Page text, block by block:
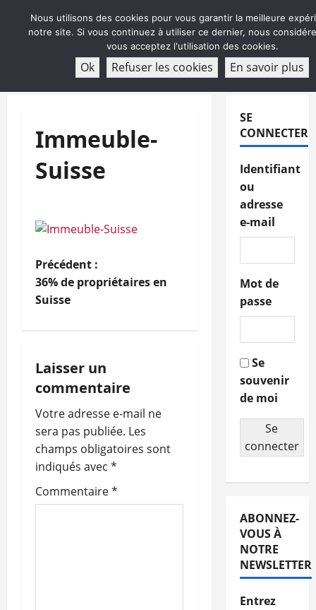
ABONNEMENT
Immeuble-
Suisse
N
a
i
g
a
t
i
o
Précédent :
36% de propriétaires en
Suisse
Laisser un
commentaire
Votre adresse e-mail ne
sera pas publiée. Les
champs obligatoires sont
indiqués avec *
Commentaire*
SE
CONNECTER
Identifiant
ou
adresse
e-mail
Mot de
passe
Se
souvenir
de moi
Se
connecter
ABONNEZ-
VOUS À
NOTRE
NEWSLETTER
Entrez
Nous utilisons des cookies pour vous garantir la meilleure
notre site. Si vous continuez à utiliser ce dernier, nous
vous acceptez l'utilisation des cookies.
Ok Refuser les cookies En savoir plus